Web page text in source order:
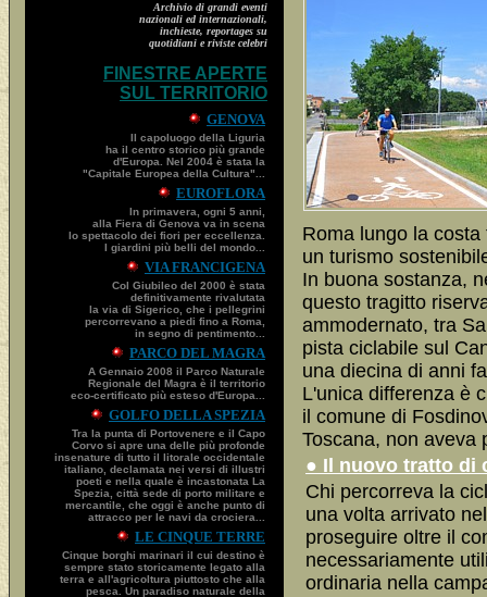
Archivio di grandi eventi
nazionali ed internazionali,
inchieste, reportages su
quotidiani e riviste celebri
FINESTRE APERTE
SUL TERRITORIO
GENOVA
Il capoluogo della Liguria
ha il centro storico più grande
d'Europa. Nel 2004 è stata la
"Capitale Europea della Cultura"...
EUROFLORA
In primavera, ogni 5 anni,
alla Fiera di Genova va in scena
lo spettacolo dei fiori per eccellenza.
I giardini più belli del mondo...
VIA FRANCIGENA
Col Giubileo del 2000 è stata
definitivamente rivalutata
la via di Sigerico, che i pellegrini
percorrevano a piedi fino a Roma,
in segno di pentimento...
PARCO DEL MAGRA
A Gennaio 2008 il Parco Naturale
Regionale del Magra è il territorio
eco-certificato più esteso d'Europa...
GOLFO DELLA SPEZIA
Tra la punta di Portovenere e il Capo
Corvo si apre una delle più profonde
insenature di tutto il litorale occidentale
italiano, declamata nei versi di illustri
poeti e nella quale è incastonata La
Spezia, città sede di porto militare e
mercantile, che oggi è anche punto di
attracco per le navi da crociera...
LE CINQUE TERRE
Cinque borghi marinari il cui destino è
sempre stato storicamente legato alla
terra e all'agricoltura piuttosto che alla
pesca. Un paradiso naturale della
Roma lungo la
un turismo
In buona sostanza,
questo tragitto
ammodernato, tra
pista ciclabile sul
una diecina di anni
L'unica differenza è
il comune di
Toscana, non aveva
● Il nuovo tratto di
Chi percorreva la
una volta arrivato
proseguire oltre il
necessariamente
ordinaria nella